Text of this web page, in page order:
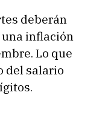
deberán
inflación
Lo que
del salario